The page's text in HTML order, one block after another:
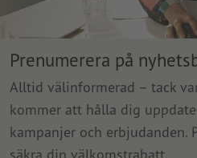
Prenumerera på
Alltid välinformerad – tack
kommer att hålla dig
kampanjer och erbjudanden.